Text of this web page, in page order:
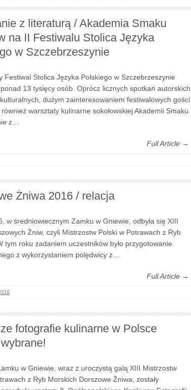
z literaturą / Akademia Smaku
na II Festiwalu Stolica Języka
w Szczebrzeszynie
Festiwal Stolica Języka Polskiego w Szczebrzeszynie
ponad 13 tysięcy osób. Oprócz licznych spotkań autorskich
dużym zainteresowaniem festiwalowych gości
również warsztaty kulinarne sokołowskiej Akademii Smaku
z…
Full Article →
Żniwa 2016 / relacja
w średniowiecznym Zamku w Gniewie, odbyła się XIII
Żniw, czyli Mistrzostw Polski w Potrawach z Ryb
tym roku zadaniem uczestników było przygotowanie
z wykorzystaniem polędwicy z…
Full Article →
fotografie kulinarne w Polsce
w Gniewie, wraz z uroczystą galą XIII Mistrzostw
z Ryb Morskich Dorszowe Żniwa, zostały